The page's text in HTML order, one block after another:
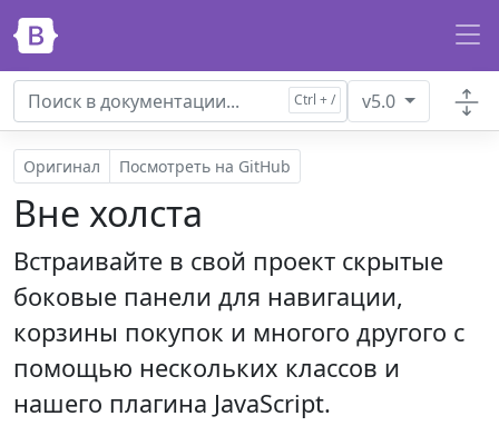
Перейти к основному содержанию
v5.0
Оригинал Посмотреть на GitHub
Вне холста
Встраивайте в свой проект скрытые
боковые панели для навигации,
корзины покупок и многого другого с
помощью нескольких классов и
нашего плагина JavaScript.